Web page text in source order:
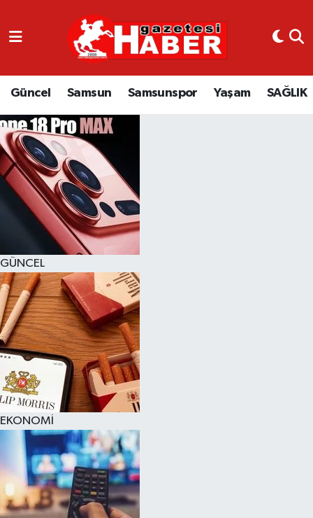
Güncel Samsun Samsunspor Yaşam SAĞLIK
GÜNCEL
EKONOMİ
GÜNCEL
SAMSUN
SAMSUNSPOR
EKONOMİ
YAŞAM